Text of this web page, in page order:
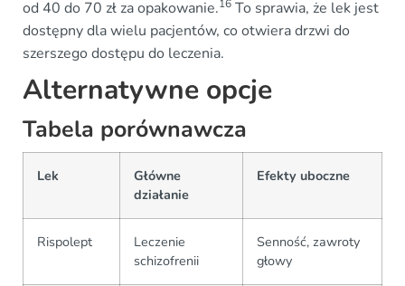
od 40 do 70 zł za opakowanie.16 To sprawia, że lek jest
dostępny dla wielu pacjentów, co otwiera drzwi do
szerszego dostępu do leczenia.
Alternatywne opcje
Tabela porównawcza
Lek
Główne
działanie
Efekty uboczne
Rispolept
Leczenie
schizofrenii
Senność, zawroty
głowy